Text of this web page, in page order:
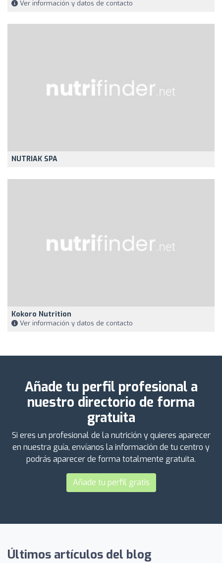
Ver información y datos de contacto
NUTRIAK SPA
Kokoro Nutrition
Ver información y datos de contacto
Añade tu perfil profesional a
nuestro directorio de forma
gratuita
Si eres un profesional de la nutrición y quieres aparecer
en nuestra guía, envíanos la información de tu centro y
podrás aparecer de forma totalmente gratuita.
Añade tu perfil gratis
Últimos artículos del blog